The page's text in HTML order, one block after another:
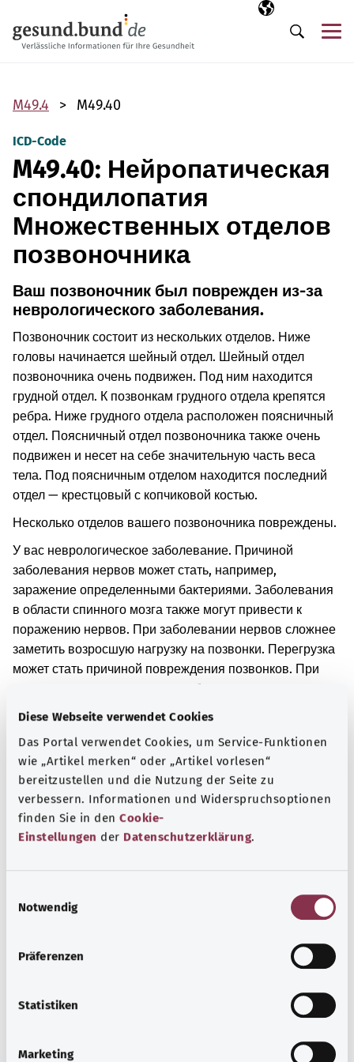
Diese Webseite verwendet Cookies
Das Portal verwendet Cookies, um Service-Funktionen
wie „Artikel merken“ oder „Artikel vorlesen“
bereitzustellen und die Nutzung der Seite zu
verbessern. Informationen und Widerspruchsoptionen
finden Sie in den Cookie-
Einstellungen der Datenschutzerklärung.
Notwendig
Präferenzen
Statistiken
Marketing
Выбранный
RU
Поиск
M49.4 M49.40
ICD-Code
M49.40: Нейропатическая
спондилопатия
Множественных отделов
позвоночника
Ваш позвоночник был поврежден из-за
неврологического заболевания.
Позвоночник состоит из нескольких отделов. Ниже
головы начинается шейный отдел. Шейный отдел
позвоночника очень подвижен. Под ним находится
грудной отдел. К позвонкам грудного отдела крепятся
ребра. Ниже грудного отдела расположен поясничный
отдел. Поясничный отдел позвоночника также очень
подвижен и несет на себе значительную часть веса
тела. Под поясничным отделом находится последний
отдел — крестцовый с копчиковой костью.
Несколько отделов вашего позвоночника повреждены.
У вас неврологическое заболевание. Причиной
заболевания нервов может стать, например,
заражение определенными бактериями. Заболевания
в области спинного мозга также могут привести к
поражению нервов. При заболевании нервов сложнее
заметить возросшую нагрузку на позвонки. Перегрузка
может стать причиной повреждения позвонков. При
некоторых неврологических заболеваниях позвонки
или мышцы позвоночника недостаточно снабжаются
позвонков или мышц они могут повреждаться.
При повреждении позвонков позвоночник может
деформироваться. Помимо этого, при поражении
мышц спины позвоночник может деформироваться.
Движения позвоночника могут быть ограничены.
Дополнительные обозначения
Источник
hab’ ich? GmbH по поручению Bundesministerium für